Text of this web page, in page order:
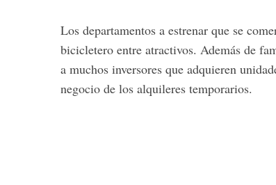
Los departamentos a estrenar que se
bicicletero entre atractivos. Además de
a muchos inversores que adquieren
negocio de los alquileres temporarios.
c
o
r